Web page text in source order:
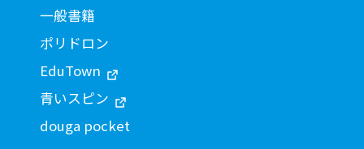
一般書籍
ポリドロン
EduTown
青いスピン
douga pocket